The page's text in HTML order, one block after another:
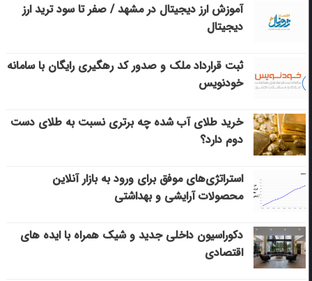
آموزش ارز دیجیتال در مشهد / صفر تا سود ترید ارز
دیجیتال
ثبت قرارداد ملک و صدور کد رهگیری رایگان با سامانه
خودنویس
خرید طلای آب شده چه برتری نسبت به طلای دست
دوم دارد؟
استراتژی‌های موفق برای ورود به بازار آنلاین
محصولات آرایشی و بهداشتی
دکوراسیون داخلی جدید و شیک همراه با ایده های
اقتصادی